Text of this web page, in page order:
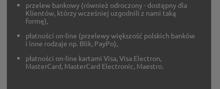
przelew bankowy (również odroczony - dostępny dla
Klientów, którzy wcześniej uzgodnili z nami taką
formę),
płatności on-line (przelewy większość polskich banków
i inne rodzaje np. Blik, PayPo),
płatności on-line kartami Visa, Visa Electron,
MasterCard, MasterCard Electronic, Maestro.